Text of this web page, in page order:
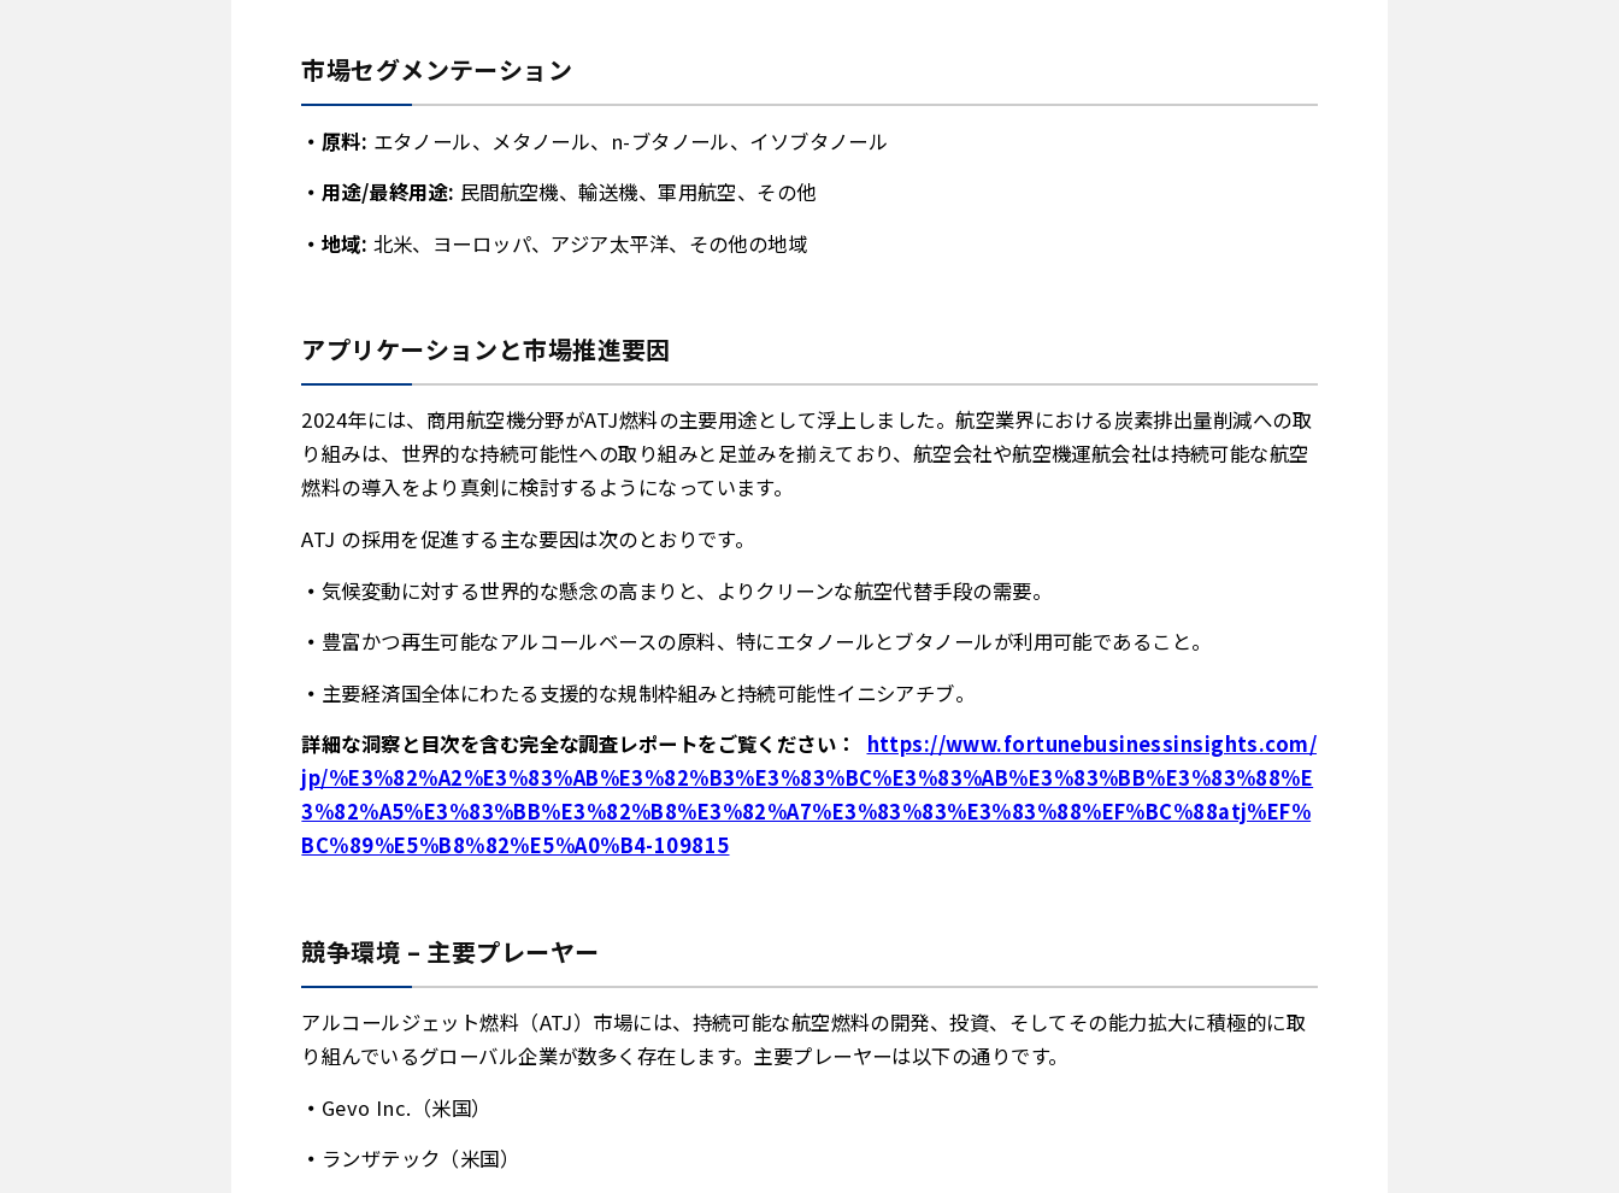
市場セグメンテーション
原料: エタノール、メタノール、n-ブタノール、イソブタノール
用途/最終用途: 民間航空機、輸送機、軍用航空、その他
地域: 北米、ヨーロッパ、アジア太平洋、その他の地域
アプリケーションと市場推進要因
2024年には、商用航空機分野がATJ燃料の主要用途として浮上しました。航空業界における炭素排出量削減への取
り組みは、世界的な持続可能性への取り組みと足並みを揃えており、航空会社や航空機運航会社は持続可能な航空
燃料の導入をより真剣に検討するようになっています。
ATJ の採用を促進する主な要因は次のとおりです。
気候変動に対する世界的な懸念の高まりと、よりクリーンな航空代替手段の需要。
豊富かつ再生可能なアルコールベースの原料、特にエタノールとブタノールが利用可能であること。
主要経済国全体にわたる支援的な規制枠組みと持続可能性イニシアチブ。
詳細な洞察と目次を含む完全な調査レポートをご覧ください： https://www.fortunebusinessinsights.com/
jp/%E3%82%A2%E3%83%AB%E3%82%B3%E3%83%BC%E3%83%AB%E3%83%BB%E3%83%88%E
3%82%A5%E3%83%BB%E3%82%B8%E3%82%A7%E3%83%83%E3%83%88%EF%BC%88atj%EF%
BC%89%E5%B8%82%E5%A0%B4-109815
競争環境 – 主要プレーヤー
アルコールジェット燃料（ATJ）市場には、持続可能な航空燃料の開発、投資、そしてその能力拡大に積極的に取
り組んでいるグローバル企業が数多く存在します。主要プレーヤーは以下の通りです。
Gevo Inc.（米国）
ランザテック（米国）